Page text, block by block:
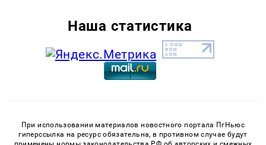
Наша статистика
При использовании материалов новостного портала ПгНьюс
гиперссылка на ресурс обязательна, в противном случае будут